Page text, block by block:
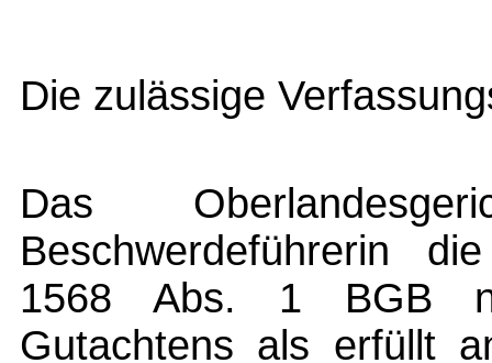
Die zulässige
Das
Beschwerdeführerin
1568 Abs. 1 BGB
Gutachtens als erfüllt